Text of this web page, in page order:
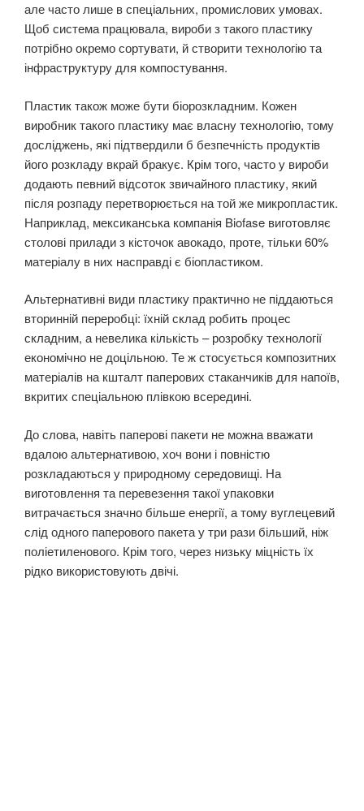
але часто лише в спеціальних, промислових умовах.
Щоб система працювала, вироби з такого пластику
потрібно окремо сортувати, й створити технологію та
інфраструктуру для компостування.
Пластик також може бути біорозкладним. Кожен
виробник такого пластику має власну технологію, тому
досліджень, які підтвердили б безпечність продуктів
його розкладу вкрай бракує. Крім того, часто у вироби
додають певний відсоток звичайного пластику, який
після розпаду перетворюється на той же микропластик.
Наприклад, мексиканська компанія Biofase виготовляє
столові прилади з кісточок авокадо, проте, тільки 60%
матеріалу в них насправді є біопластиком.
Альтернативні види пластику практично не піддаються
вторинній переробці: їхній склад робить процес
складним, а невелика кількість – розробку технології
економічно не доцільною. Те ж стосується композитних
матеріалів на кшталт паперових стаканчиків для напоїв,
вкритих спеціальною плівкою всередині.
До слова, навіть паперові пакети не можна вважати
вдалою альтернативою, хоч вони і повністю
розкладаються у природному середовищі. На
виготовлення та перевезення такої упаковки
витрачається значно більше енергії, а тому вуглецевий
слід одного паперового пакета у три рази більший, ніж
поліетиленового. Крім того, через низьку міцність їх
рідко використовують двічі.